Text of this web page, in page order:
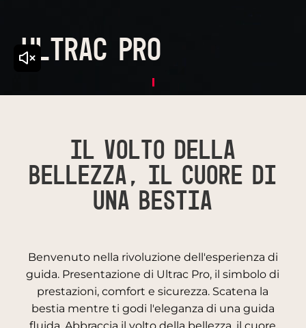
ULTRAC PRO
Il volto della
bellezza, il cuore di
una bestia
Benvenuto nella rivoluzione dell'esperienza di
guida. Presentazione di Ultrac Pro, il simbolo di
prestazioni, comfort e sicurezza. Scatena la
bestia mentre ti godi l'eleganza di una guida